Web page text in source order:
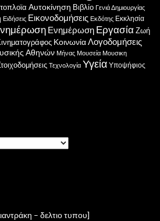
Αυτοκίνηση Βιβλίο Γενιά Δημιουργίας
Ειδήσεις Εικονοδομήσεις Εκδότης Εκκλησία
Ενημέρωση ΕργασίαΖωή
ΚοινωνίαΛογοδομήσεις
Αθηνών Μήνας Μουσεία Μουσικη
Τεχνολογία Υγεία Υποψήφιος
– δελτιο τυπου]